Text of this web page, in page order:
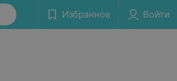
Избранное Войти